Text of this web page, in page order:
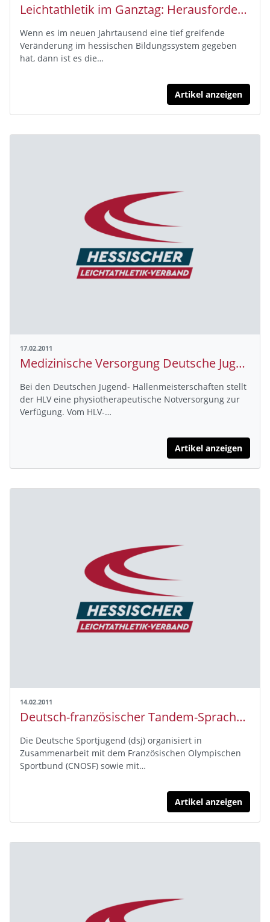
Leichtathletik im Ganztag: Herausforderungen und Chancen
Wenn es im neuen Jahrtausend eine tief greifende
Veränderung im hessischen Bildungssystem gegeben
hat, dann ist es die…
Artikel anzeigen
17.02.2011
Medizinische Versorgung Deutsche Jugend- Hallenmeisterschaften
Bei den Deutschen Jugend- Hallenmeisterschaften stellt
der HLV eine physiotherapeutische Notversorgung zur
Verfügung. Vom HLV-…
Artikel anzeigen
14.02.2011
Deutsch-französischer Tandem-Sprachkurs "Sport und Sprache" für junge Sportler
Die Deutsche Sportjugend (dsj) organisiert in
Zusammenarbeit mit dem Französischen Olympischen
Sportbund (CNOSF) sowie mit…
Artikel anzeigen